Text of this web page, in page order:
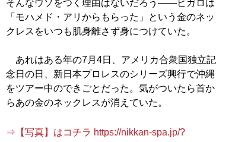
そんなウソをつく理由はないだろう――ビガロは
「モハメド・アリからもらった」という金のネッ
クレスをいつも肌身離さず身につけていた。
あれはある年の7月4日、アメリカ合衆国独立記
念日の日、新日本プロレスのシリーズ興行で沖縄
をツアー中のできごとだった。気がついたら首か
らあの金のネックレスが消えていた。
⇒【写真】はコチラ https://nikkan-spa.jp/?